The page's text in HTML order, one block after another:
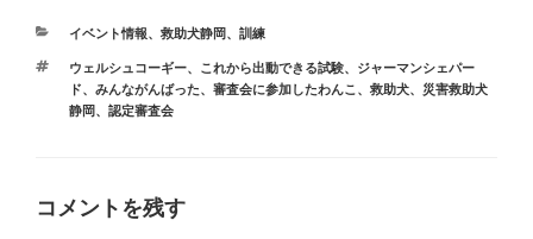
カ
ゴ
リ
ー
イベント情報、 救助犬静岡、 訓練
タ
グ
ウェルシュコーギー、 これから出動できる試験、
ジャーマンシェパー
ド、 みんながんばった、 審査会に参加したわんこ 、 救助犬、
災害救助犬
静岡、 認定審査会
コメントを残す